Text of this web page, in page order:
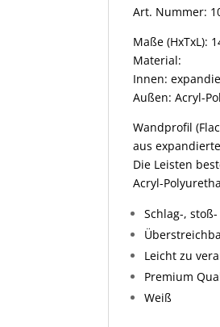
Art. Nummer:
Maße (HxTxL):
Material:
Innen:
Außen: Acryl-
Wandprofil
aus
Die Leisten
Acryl-
Schlag-,
Leicht zu
Premium
Weiß